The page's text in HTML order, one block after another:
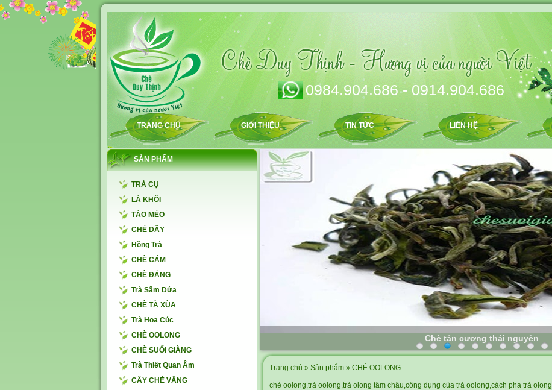
0984.904.686 - 0914.904.686
TRANG CHỦ GIỚI THIỆU TIN TỨC LIÊN HỆ
SẢN PHẨM
TRÀ CỤ
LÁ KHÔI
TÁO MÈO
CHÈ DÂY
Hồng Trà
CHÈ CÁM
CHÈ ĐẮNG
Trà Sâm Dứa
CHÈ TÀ XÙA
Trà Hoa Cúc
CHÈ OOLONG
CHÈ SUỐI GIÀNG
Trà Thiết Quan Âm
CÂY CHÈ VẰNG
Chè tân cương thái nguyên
Trang chủ » Sản phẩm » CHÈ OOLONG
chè oolong,trà oolong,trà olong tâm châu,công dụng của trà oolong,cách pha trà olong